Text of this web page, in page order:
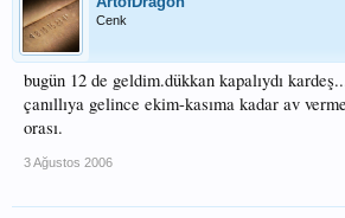
Cenk
bugün 12 de geldim.dükkan kapalıydı
çanıllıya gelince ekim-kasıma kadar av
orası.
3 Ağustos 2006